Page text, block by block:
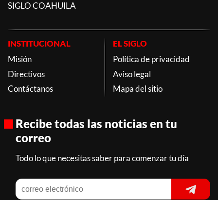
SIGLO COAHUILA
INSTITUCIONAL
Misión
Directivos
Contáctanos
EL SIGLO
Política de privacidad
Aviso legal
Mapa del sitio
Recibe todas las noticias en tu
correo
Todo lo que necesitas saber para comenzar tu día